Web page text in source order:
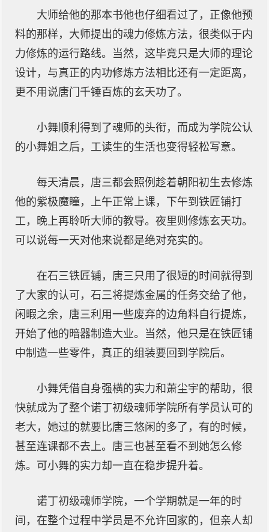
大师给他的那本书他也仔细看过了，正像他预
料的那样，大师提出的魂力修炼方法，很类似于内
力修炼的运行路线。当然，这毕竟只是大师的理论
设计，与真正的内功修炼方法相比还有一定距离，
更不用说唐门千锤百炼的玄天功了。
小舞顺利得到了魂师的头衔，而成为学院公认
的小舞姐之后，工读生的生活也变得轻松写意。
每天清晨，唐三都会照例趁着朝阳初生去修炼
他的紫极魔瞳，上午正常上课，下午到铁匠铺打
工，晚上再聆听大师的教导。夜里则修炼玄天功。
可以说每一天对他来说都是绝对充实的。
在石三铁匠铺，唐三只用了很短的时间就得到
了大家的认可，石三将提炼金属的任务交给了他，
闲暇之余，唐三利用一些废弃的边角料自行提炼，
开始了他的暗器制造大业。当然，他只是在铁匠铺
中制造一些零件，真正的组装要回到学院后。
小舞凭借自身强横的实力和萧尘宇的帮助，很
快就成为了整个诺丁初级魂师学院所有学员认可的
老大，她过的就要比唐三悠闲的多了，有的时候，
甚至连课都不去上。唐三也甚至看不到她怎么修
炼。可小舞的实力却一直在稳步提升着。
诺丁初级魂师学院，一个学期就是一年的时
间，在整个过程中学员是不允许回家的，但亲人却